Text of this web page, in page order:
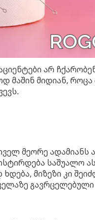
არ
მიდიან, როცა
მეორე ადამიანს
საშუალო
მიზეზი კი
გავრცელებული